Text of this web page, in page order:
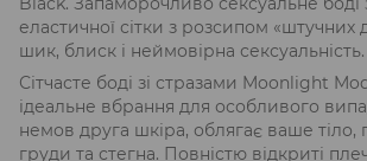
еластичної сітки з розсипом «штучних
шик, блиск і неймовірна сексуальність.
Сітчасте боді зі стразами Moonlight
ідеальне вбрання для особливого
немов друга шкіра, облягає ваше тіло,
груди та стегна. Повністю відкриті